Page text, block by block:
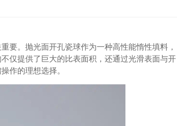
要。抛光面开孔瓷球作为一种高性能惰性填料，
仅提供了巨大的比表面积，还通过光滑表面与开
作的理想选择。